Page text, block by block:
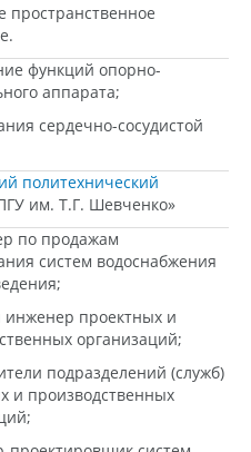
пространственное
функций опорно-
аппарата;
сердечно-сосудистой
политехнический
им. Т.Г. Шевченко»
по продажам
систем водоснабжения
инженер проектных и
организаций;
подразделений (служб)
и производственных